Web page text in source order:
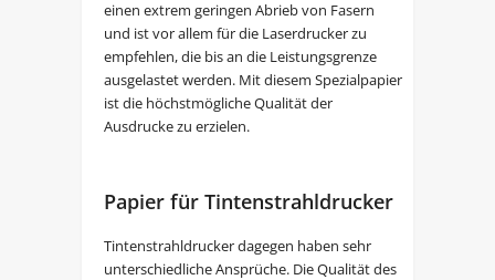
einen extrem geringen Abrieb von Fasern
und ist vor allem für die Laserdrucker zu
empfehlen, die bis an die Leistungsgrenze
ausgelastet werden. Mit diesem Spezialpapier
ist die höchstmögliche Qualität der
Ausdrucke zu erzielen.
Papier für Tintenstrahldrucker
Tintenstrahldrucker dagegen haben sehr
unterschiedliche Ansprüche. Die Qualität des